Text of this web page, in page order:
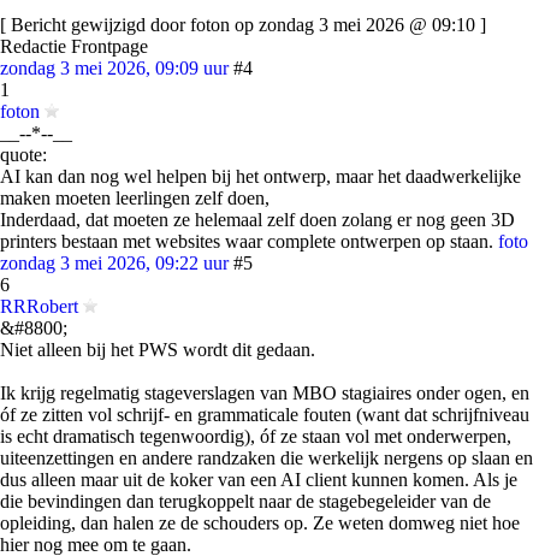
[ Bericht gewijzigd door foton op zondag 3 mei 2026 @ 09:10 ]
Redactie Frontpage
zondag 3 mei 2026, 09:09 uur #4
1
foton
__--*--__
quote:
AI kan dan nog wel helpen bij het ontwerp, maar het daadwerkelijke
maken moeten leerlingen zelf doen,
Inderdaad, dat moeten ze helemaal zelf doen zolang er nog geen 3D
printers bestaan met websites waar complete ontwerpen op staan. foto
zondag 3 mei 2026, 09:22 uur #5
6
RRRobert
&#8800;
Niet alleen bij het PWS wordt dit gedaan.
Ik krijg regelmatig stageverslagen van MBO stagiaires onder ogen, en
óf ze zitten vol schrijf- en grammaticale fouten (want dat schrijfniveau
is echt dramatisch tegenwoordig), óf ze staan vol met onderwerpen,
uiteenzettingen en andere randzaken die werkelijk nergens op slaan en
dus alleen maar uit de koker van een AI client kunnen komen. Als je
die bevindingen dan terugkoppelt naar de stagebegeleider van de
opleiding, dan halen ze de schouders op. Ze weten domweg niet hoe
hier nog mee om te gaan.